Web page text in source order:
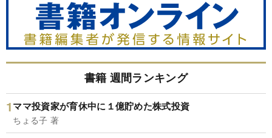
書籍 週間ランキング
ママ投資家が育休中に１億貯めた株式投資
ちょる子 著